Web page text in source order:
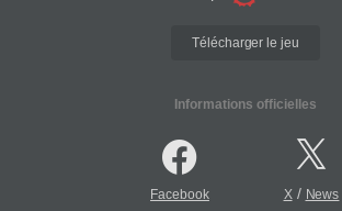
Télécharger le jeu
Informations officielles
Facebook X/ News